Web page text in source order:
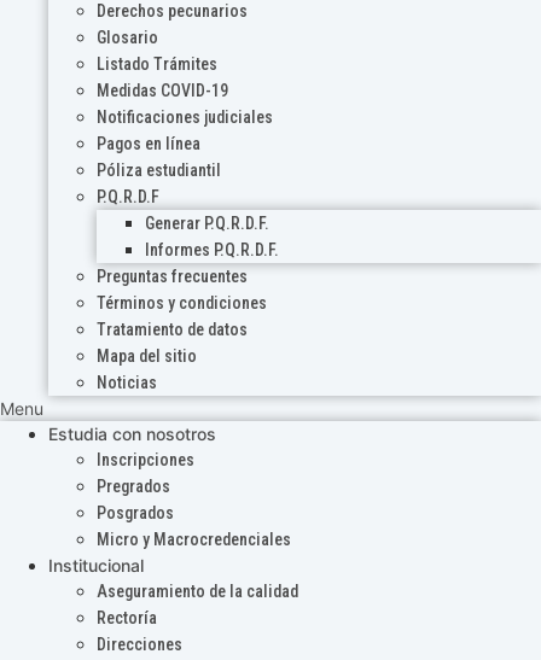
Derechos pecunarios
Glosario
Listado Trámites
Medidas COVID-19
Notificaciones judiciales
Pagos en línea
Póliza estudiantil
P.Q.R.D.F
Generar P.Q.R.D.F.
Informes P.Q.R.D.F.
Preguntas frecuentes
Términos y condiciones
Tratamiento de datos
Mapa del sitio
Noticias
Menu
Estudia con nosotros
Inscripciones
Pregrados
Posgrados
Micro y Macrocredenciales
Institucional
Aseguramiento de la calidad
Rectoría
Direcciones